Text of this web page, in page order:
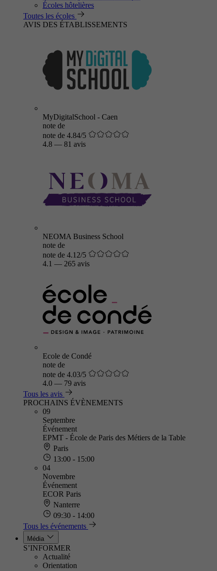
Écoles hôtelières
Toutes les écoles
AVIS DES ÉTABLISSEMENTS
MyDigitalSchool - Caen
note de
note de 4.84/5
4.8 — 81 avis
NEOMA Business School
note de
note de 4.12/5
4.1 — 265 avis
Ecole de Condé
note de
note de 4.03/5
4.0 — 79 avis
Tous les avis
PROCHAINS ÉVÈNEMENTS
09
Septembre
Événement
EPMT - École de Paris des Métiers de la Table
Paris
13:00 - 15:00
04
Novembre
Événement
ECOR Paris
Nanterre
09:30 - 14:00
Tous les événements
Média
S’INFORMER
Actualité
Orientation